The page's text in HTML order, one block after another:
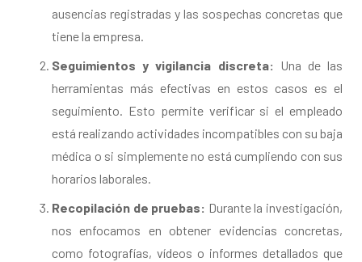
ausencias registradas y las sospechas concretas que
tiene la empresa.
Seguimientos y vigilancia discreta: Una de las
herramientas más efectivas en estos casos es el
seguimiento. Esto permite verificar si el empleado
está realizando actividades incompatibles con su baja
médica o si simplemente no está cumpliendo con sus
horarios laborales.
Recopilación de pruebas: Durante la investigación,
nos enfocamos en obtener evidencias concretas,
como fotografías, vídeos o informes detallados que